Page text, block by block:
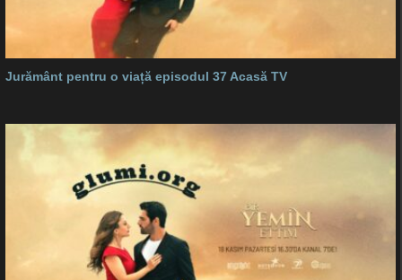
Jurământ pentru o viață episodul 37 Acasă TV